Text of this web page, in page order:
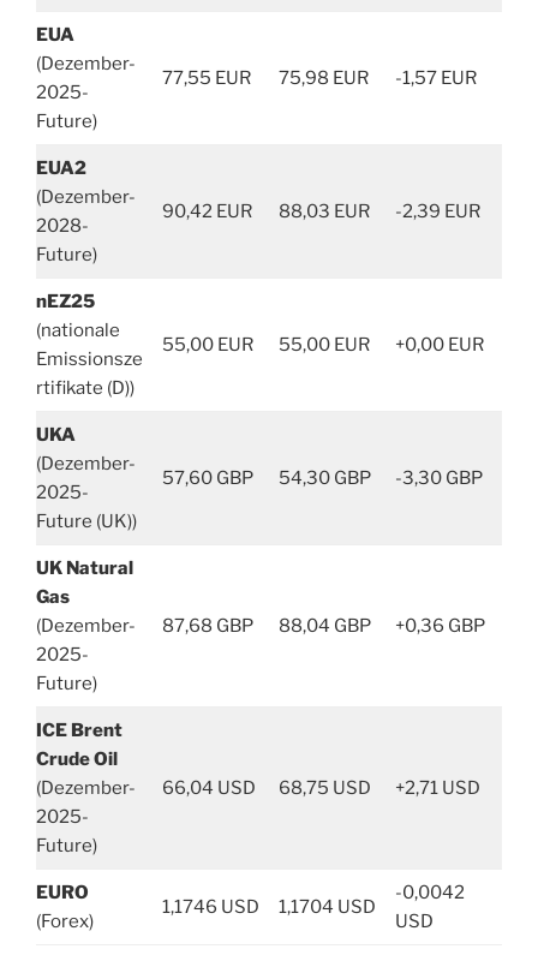
EUA
(Dezember-
2025-
Future)
77,55 EUR 75,98 EUR -1,57 EUR
EUA2
(Dezember-
2028-
Future)
90,42 EUR 88,03 EUR -2,39 EUR
nEZ25
(nationale
Emissionsze
rtifikate (D))
55,00 EUR 55,00 EUR +0,00 EUR
UKA
(Dezember-
2025-
Future (UK))
57,60 GBP 54,30 GBP -3,30 GBP
UK Natural
Gas
(Dezember-
2025-
Future)
87,68 GBP 88,04 GBP +0,36 GBP
ICE Brent
Crude Oil
(Dezember-
2025-
Future)
66,04 USD 68,75 USD +2,71 USD
EURO
(Forex)
1,1746 USD 1,1704 USD
-0,0042
USD